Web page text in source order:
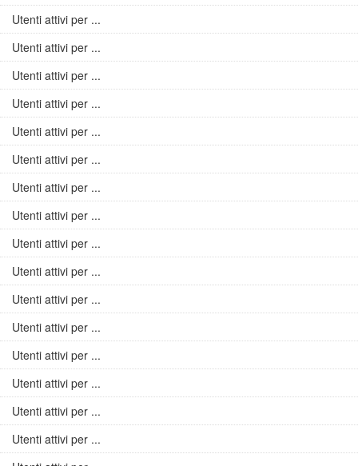
Utenti attivi per ...
Utenti attivi per ...
Utenti attivi per ...
Utenti attivi per ...
Utenti attivi per ...
Utenti attivi per ...
Utenti attivi per ...
Utenti attivi per ...
Utenti attivi per ...
Utenti attivi per ...
Utenti attivi per ...
Utenti attivi per ...
Utenti attivi per ...
Utenti attivi per ...
Utenti attivi per ...
Utenti attivi per ...